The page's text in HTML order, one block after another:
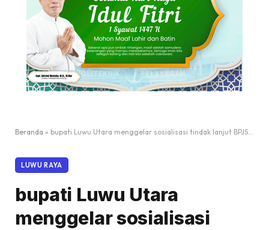
Beranda » bupati Luwu Utara menggelar sosialisasi tindak lanjut BPJS PBI yang di nonaktifkan
LUWU RAYA
bupati Luwu Utara
menggelar sosialisasi